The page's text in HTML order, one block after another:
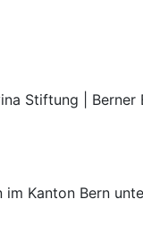
Stiftung |
Kanton Bern